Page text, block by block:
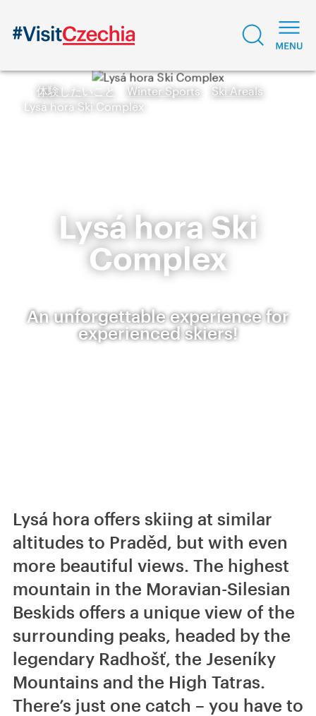
体験したいこと Winter Sports
Ski Areals
Lysá hora Ski Complex
Lysá hora Ski
Complex
An unforgettable experience for
experienced skiers!
Lysá hora offers skiing at similar
altitudes to Praděd, but with even
more beautiful views. The highest
mountain in the Moravian-Silesian
Beskids offers a unique view of the
surrounding peaks, headed by the
legendary Radhošť, the Jeseníky
Mountains and the High Tatras.
There’s just one catch – you have to